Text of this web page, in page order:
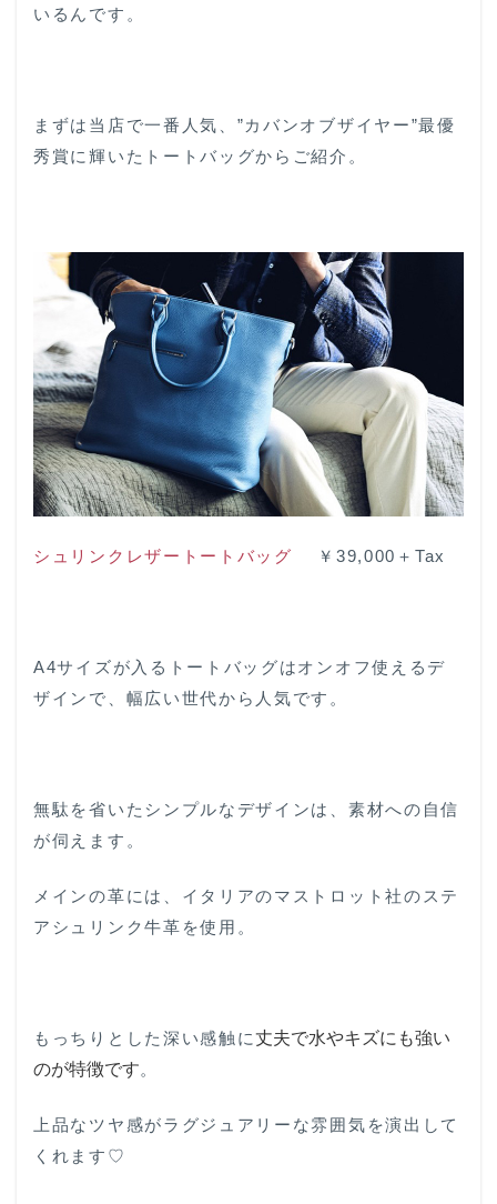
いるんです。
まずは当店で一番人気、”カバンオブザイヤー”最優
秀賞に輝いたトートバッグからご紹介。
シュリンクレザートートバッグ ￥39,000＋Tax
A4サイズが入るトートバッグはオンオフ使えるデ
ザインで、幅広い世代から人気です。
無駄を省いたシンプルなデザインは、素材への自信
が伺えます。
メインの革には、イタリアのマストロット社のステ
アシュリンク牛革を使用。
もっちりとした深い感触に丈夫で水やキズにも強い
のが特徴です。
上品なツヤ感がラグジュアリーな雰囲気を演出して
くれます♡